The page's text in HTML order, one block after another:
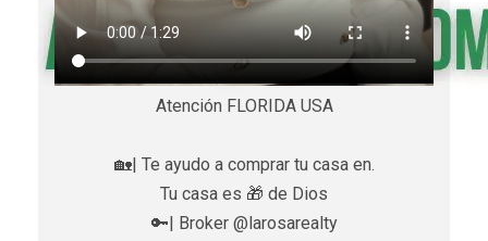
Atención FLORIDA USA
🏡| Te ayudo a comprar tu casa en.
Tu casa es 🎁 de Dios
🔑| Broker @larosarealty